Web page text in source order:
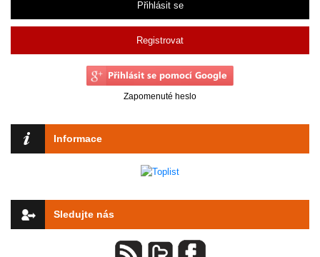
Přihlásit se
Registrovat
Zapomenuté heslo
Informace
Sledujte nás